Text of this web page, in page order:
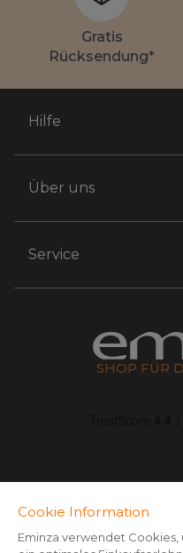
Gratis
Rücksendung*
Hilfe
Über uns
Service
SHOP FÜR